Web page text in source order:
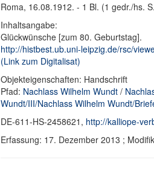
Roma, 16.08.1912. - 1 Bl. (1 gedr./hs.
Inhaltsangabe:
Glückwünsche [zum 80. Geburtstag].
http://histbest.ub.uni-leipzig.de/rsc/
(Link zum Digitalisat)
Objekteigenschaften: Handschrift
Pfad: Nachlass Wilhelm Wundt/
Wundt/III/Nachlass Wilhelm Wundt/
DE-611-HS-2458621, http://kalliope-
Erfassung: 17. Dezember 2013 ;